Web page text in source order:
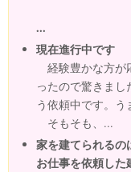
...
現在進行中です
経験豊かな方が
ったので驚きま
う依頼中です。う
そもそも、...
家を建てられる
お仕事を依頼した